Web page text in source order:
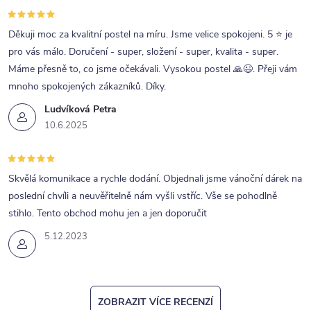
p
r
v
k
y
v
p
i
s
u
Ludvíková Petra
10.6.2025
Děkuji moc za kvalitní postel na míru. Jsme velice spokojeni. 5 ⭐ je
pro vás málo. Doručení - super, složení - super, kvalita - super.
Máme přesně to, co jsme očekávali. Vysokou postel 🙏😉. Přeji vám
mnoho spokojených zákazníků. Díky.
5.12.2023
Skvělá komunikace a rychle dodání. Objednali jsme vánoční dárek na
poslední chvíli a neuvěřitelně nám vyšli vstříc. Vše se pohodlně
stihlo. Tento obchod mohu jen a jen doporučit
ZOBRAZIT VÍCE RECENZÍ